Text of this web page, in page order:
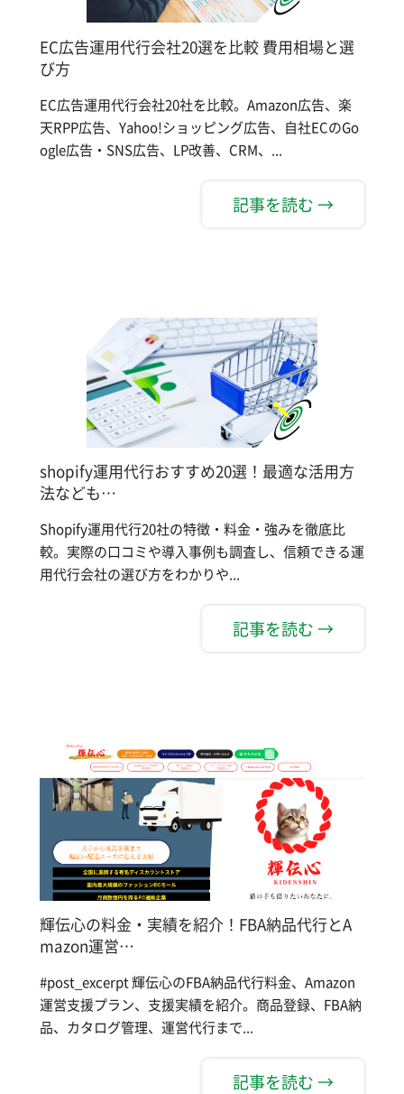
EC広告運用代行会社20選を比較 費用相場と選
び方
EC広告運用代行会社20社を比較。Amazon広告、楽
天RPP広告、Yahoo!ショッピング広告、自社ECのGo
ogle広告・SNS広告、LP改善、CRM、...
記事を読む →
shopify運用代行おすすめ20選！最適な活用方
法なども…
Shopify運用代行20社の特徴・料金・強みを徹底比
較。実際の口コミや導入事例も調査し、信頼できる運
用代行会社の選び方をわかりや...
記事を読む →
輝伝心の料金・実績を紹介！FBA納品代行とA
mazon運営…
#post_excerpt 輝伝心のFBA納品代行料金、Amazon
運営支援プラン、支援実績を紹介。商品登録、FBA納
品、カタログ管理、運営代行まで...
記事を読む →